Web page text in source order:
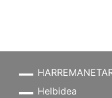
Helbidea